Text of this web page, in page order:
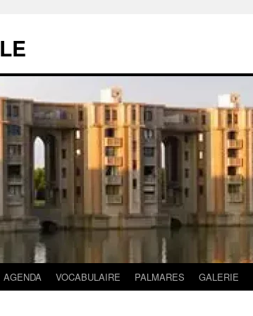
AGENDA VOCABULAIRE PALMARES GALERIE